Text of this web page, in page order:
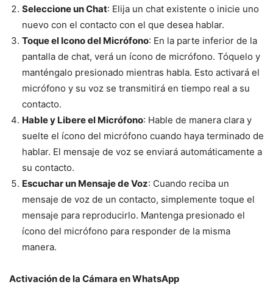
Seleccione un Chat: Elija un chat existente o inicie uno
nuevo con el contacto con el que desea hablar.
Toque el Icono del Micrófono: En la parte inferior de la
pantalla de chat, verá un ícono de micrófono. Tóquelo y
manténgalo presionado mientras habla. Esto activará el
micrófono y su voz se transmitirá en tiempo real a su
contacto.
Hable y Libere el Micrófono: Hable de manera clara y
suelte el ícono del micrófono cuando haya terminado de
hablar. El mensaje de voz se enviará automáticamente a
su contacto.
Escuchar un Mensaje de Voz: Cuando reciba un
mensaje de voz de un contacto, simplemente toque el
mensaje para reproducirlo. Mantenga presionado el
ícono del micrófono para responder de la misma
manera.
Activación de la Cámara en WhatsApp